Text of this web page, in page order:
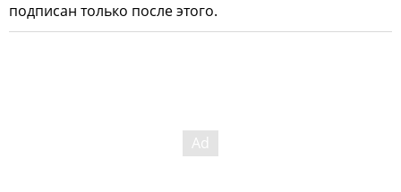
подписан только после этого.